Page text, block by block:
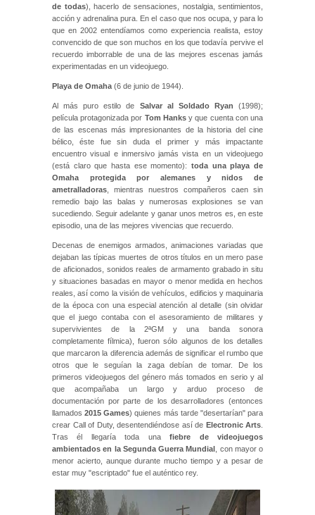
de todas), hacerlo de sensaciones, nostalgia, sentimientos,
acción y adrenalina pura. En el caso que nos ocupa, y para lo
que en 2002 entendíamos como experiencia realista, estoy
convencido de que son muchos en los que todavía pervive el
recuerdo imborrable de una de las mejores escenas jamás
experimentadas en un videojuego.
Playa de Omaha (6 de junio de 1944).
Al más puro estilo de Salvar al Soldado Ryan(1998);
película protagonizada por Tom Hanksy que cuenta con una
de las escenas más impresionantes de la historia del cine
bélico, éste fue sin duda el primer y más impactante
encuentro visual e inmersivo jamás vista en un videojuego
(está claro que hasta ese momento): toda una playa de
Omaha protegida por alemanes y nidos de
ametralladoras , mientras nuestros compañeros caen sin
remedio bajo las balas y numerosas explosiones se van
sucediendo. Seguir adelante y ganar unos metros es, en este
episodio, una de las mejores vivencias que recuerdo.
Decenas de enemigos armados, animaciones variadas que
dejaban las típicas muertes de otros títulos en un mero pase
de aficionados, sonidos reales de armamento grabado in situ
y situaciones basadas en mayor o menor medida en hechos
reales, así como la visión de vehículos, edificios y maquinaria
de la época con una especial atención al detalle (sin olvidar
que el juego contaba con el asesoramiento de militares y
supervivientes de la 2ªGM y una banda sonora
completamente fílmica), fueron sólo algunos de los detalles
que marcaron la diferencia además de significar el rumbo que
otros que le seguían la zaga debían de tomar. De los
primeros videojuegos del género más tomados en serio y al
que acompañaba un largo y arduo proceso de
documentación por parte de los desarrolladores (entonces
llamados2015 Games) quienes más tarde "desertarían" para
crear Call of Duty, desentendiéndose así de Electronic Arts
Tras él llegaría toda unafiebre de videojuegos
ambientados en la Segunda Guerra Mundial , con mayor o
menor acierto, aunque durante mucho tiempo y a pesar de
estar muy "escriptado" fue el auténtico rey.